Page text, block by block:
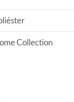
Collection